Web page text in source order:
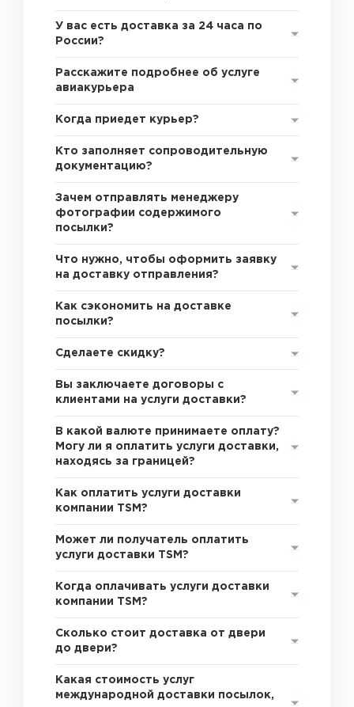
У вас есть доставка за 24 часа по
России?
Расскажите подробнее об услуге
авиакурьера
Когда приедет курьер?
Кто заполняет сопроводительную
документацию?
Зачем отправлять менеджеру
фотографии содержимого
посылки?
Что нужно, чтобы оформить заявку
на доставку отправления?
Как сэкономить на доставке
посылки?
Сделаете скидку?
Вы заключаете договоры с
клиентами на услуги доставки?
В какой валюте принимаете оплату?
Могу ли я оплатить услуги доставки,
находясь за границей?
Как оплатить услуги доставки
компании TSM?
Может ли получатель оплатить
услуги доставки TSM?
Когда оплачивать услуги доставки
компании TSM?
Сколько стоит доставка от двери
до двери?
Какая стоимость услуг
международной доставки посылок,